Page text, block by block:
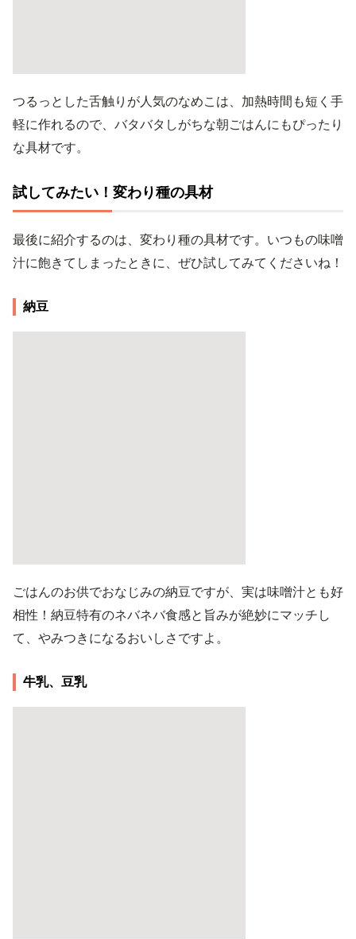
つるっとした舌触りが人気のなめこは、加熱時間も短く手
軽に作れるので、バタバタしがちな朝ごはんにもぴったり
な具材です。
試してみたい！変わり種の具材
最後に紹介するのは、変わり種の具材です。いつもの味噌
汁に飽きてしまったときに、ぜひ試してみてくださいね！
納豆
ごはんのお供でおなじみの納豆ですが、実は味噌汁とも好
相性！納豆特有のネバネバ食感と旨みが絶妙にマッチし
て、やみつきになるおいしさですよ。
牛乳、豆乳